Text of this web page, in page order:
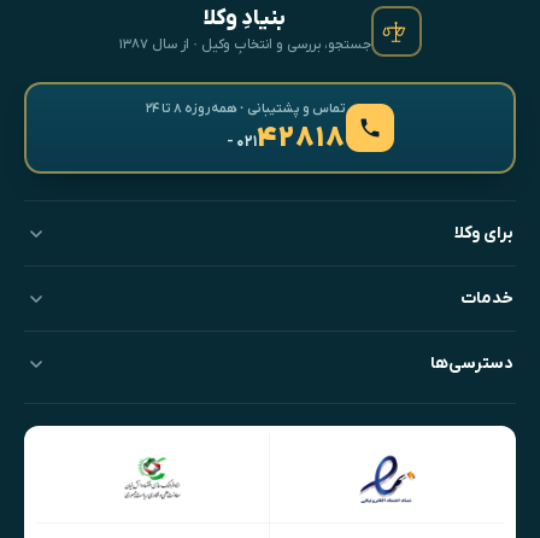
بنیادِ وکلا
جستجو، بررسی و انتخابِ وکیل · از سال ۱۳۸۷
تماس و پشتیبانی · همه‌روزه ۸ تا ۲۴
۴۲۸۱۸- ۰۲۱
برای وکلا
خدمات
دسترسی‌ها